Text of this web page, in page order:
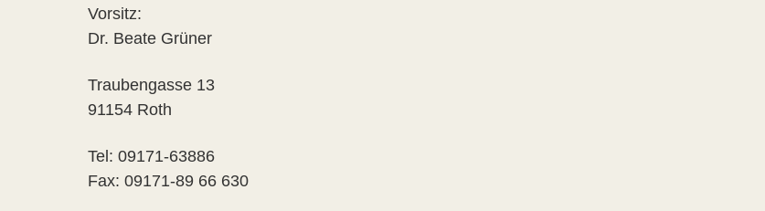
Vorsitz:
Dr. Beate Grüner
Traubengasse 13
91154 Roth
Tel: 09171-63886
Fax: 09171-89 66 630